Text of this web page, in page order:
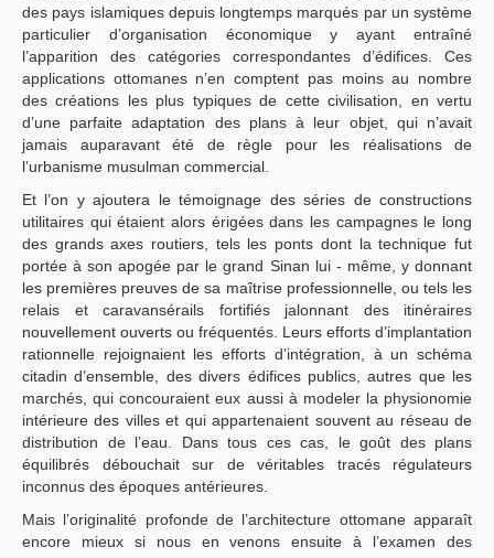
des pays islamiques depuis longtemps marqués par un système
particulier d’organisation économique y ayant entraîné
l’apparition des catégories correspondantes d’édifices. Ces
applications ottomanes n’en comptent pas moins au nombre
des créations les plus typiques de cette civilisation, en vertu
d’une parfaite adaptation des plans à leur objet, qui n’avait
jamais auparavant été de règle pour les réalisations de
l’urbanisme musulman commercial.
Et l’on y ajoutera le témoignage des séries de constructions
utilitaires qui étaient alors érigées dans les campagnes le long
des grands axes routiers, tels les ponts dont la technique fut
portée à son apogée par le grand Sinan lui - même, y donnant
les premières preuves de sa maîtrise professionnelle, ou tels les
relais et caravansérails fortifiés jalonnant des itinéraires
nouvellement ouverts ou fréquentés. Leurs efforts d’implantation
rationnelle rejoignaient les efforts d’intégration, à un schéma
citadin d’ensemble, des divers édifices publics, autres que les
marchés, qui concouraient eux aussi à modeler la physionomie
intérieure des villes et qui appartenaient souvent au réseau de
distribution de l’eau. Dans tous ces cas, le goût des plans
équilibrés débouchait sur de véritables tracés régulateurs
inconnus des époques antérieures.
Mais l’originalité profonde de l’architecture ottomane apparaît
encore mieux si nous en venons ensuite à l’examen des